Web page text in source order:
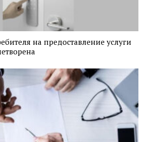
на предоставление услуги